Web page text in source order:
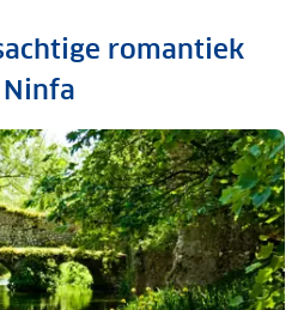
romantiek